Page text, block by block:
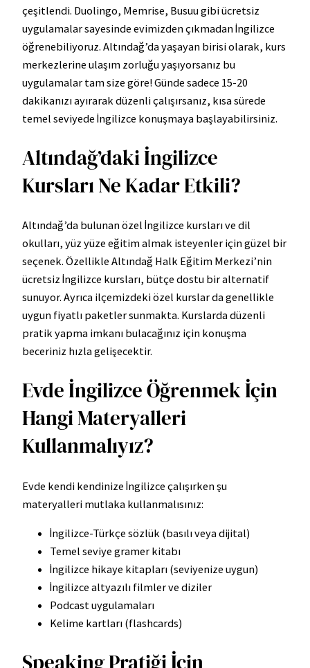
çeşitlendi. Duolingo, Memrise, Busuu gibi ücretsiz
uygulamalar sayesinde evimizden çıkmadan İngilizce
öğrenebiliyoruz. Altındağ’da yaşayan birisi olarak, kurs
merkezlerine ulaşım zorluğu yaşıyorsanız bu
uygulamalar tam size göre! Günde sadece 15-20
dakikanızı ayırarak düzenli çalışırsanız, kısa sürede
temel seviyede İngilizce konuşmaya başlayabilirsiniz.
Altındağ’daki İngilizce
Kursları Ne Kadar Etkili?
Altındağ’da bulunan özel İngilizce kursları ve dil
okulları, yüz yüze eğitim almak isteyenler için güzel bir
seçenek. Özellikle Altındağ Halk Eğitim Merkezi’nin
ücretsiz İngilizce kursları, bütçe dostu bir alternatif
sunuyor. Ayrıca ilçemizdeki özel kurslar da genellikle
uygun fiyatlı paketler sunmakta. Kurslarda düzenli
pratik yapma imkanı bulacağınız için konuşma
beceriniz hızla gelişecektir.
Evde İngilizce Öğrenmek İçin
Hangi Materyalleri
Kullanmalıyız?
Evde kendi kendinize İngilizce çalışırken şu
materyalleri mutlaka kullanmalısınız:
İngilizce-Türkçe sözlük (basılı veya dijital)
Temel seviye gramer kitabı
İngilizce hikaye kitapları (seviyenize uygun)
İngilizce altyazılı filmler ve diziler
Podcast uygulamaları
Kelime kartları (flashcards)
Speaking Pratiği İçin